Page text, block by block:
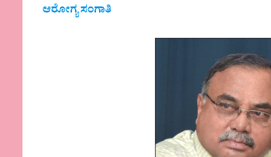
ಆರೋಗ್ಯ ಸಂಗಾತಿ